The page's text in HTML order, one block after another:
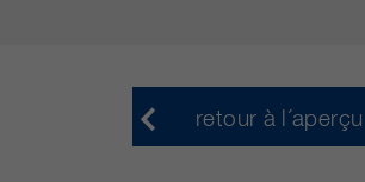
retour à l´aperçu